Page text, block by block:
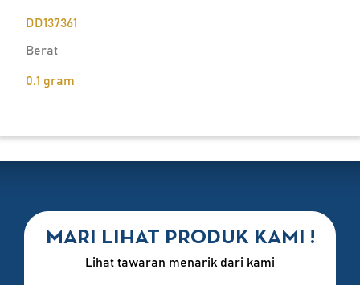
DD137361
Berat
0.1 gram
MARI LIHAT PRODUK KAMI !
Lihat tawaran menarik dari kami